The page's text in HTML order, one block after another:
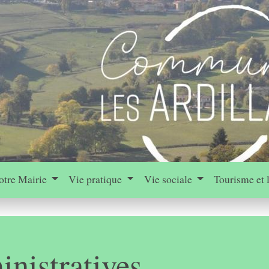
Mairie Vie pratique Vie sociale Tourisme et